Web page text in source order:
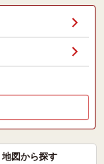
地図から探す